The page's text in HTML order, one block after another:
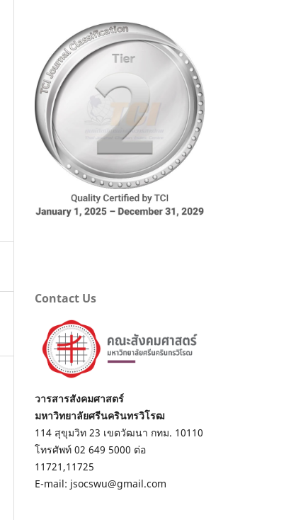
Contact Us
วารสารสังคมศาสตร์
มหาวิทยาลัยศรีนครินทรวิโรฒ
114 สุขุมวิท 23 เขตวัฒนา กทม. 10110
โทรศัพท์ 02 649 5000 ต่อ
11721,11725
E-mail: jsocswu@gmail.com